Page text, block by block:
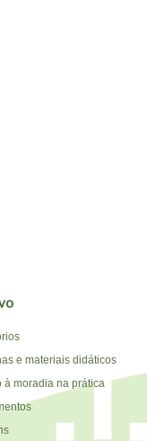
e materiais didáticos
à moradia na prática